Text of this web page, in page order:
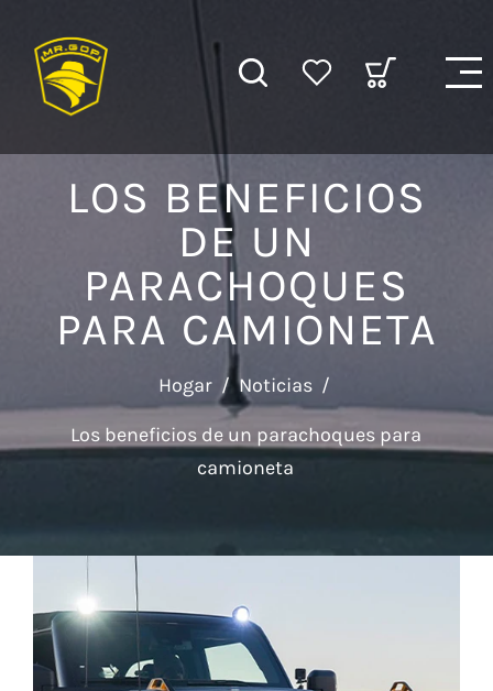
LOS BENEFICIOS
DE UN
PARACHOQUES
PARA CAMIONETA
Hogar / Noticias /
Los beneficios de un parachoques para
camioneta